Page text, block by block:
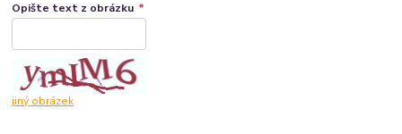
Opište text z obrázku *
jiný obrázek